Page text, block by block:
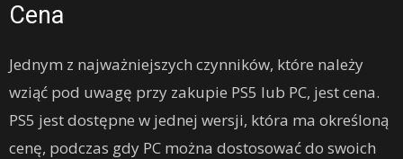
Cena
Jednym z najważniejszych czynników, które należy
wziąć pod uwagę przy zakupie PS5 lub PC, jest cena.
PS5 jest dostępne w jednej wersji, która ma określoną
cenę, podczas gdy PC można dostosować do swoich